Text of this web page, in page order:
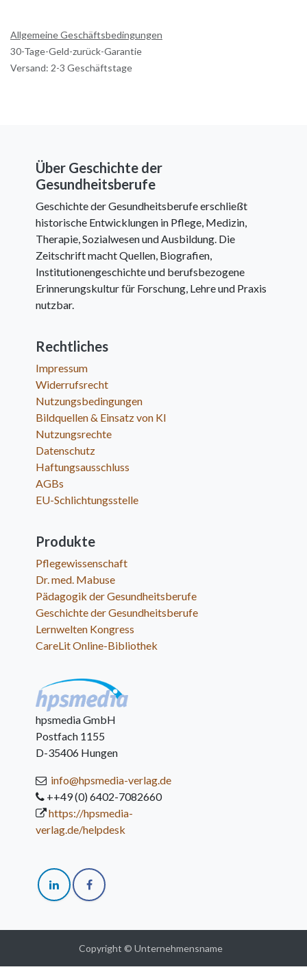
Allgemeine Geschäftsbedingungen
30-Tage-Geld-zurück-Garantie
Versand: 2-3 Geschäftstage
Über Geschichte der
Gesundheitsberufe
Geschichte der Gesundheitsberufe erschließt
historische Entwicklungen in Pflege, Medizin,
Therapie, Sozialwesen und Ausbildung. Die
Zeitschrift macht Quellen, Biografien,
Institutionengeschichte und berufsbezogene
Erinnerungskultur für Forschung, Lehre und Praxis
nutzbar.
Rechtliches
Impressum
Widerrufsrecht
Nutzungsbedingungen
Bildquellen & Einsatz von KI
Nutzungsrechte
Datenschutz
Haftungsausschluss
AGBs
EU-Schlichtungsstelle
Produkte
Pflegewissenschaft
Dr. med. Mabuse
Pädagogik der Gesundheitsberufe
Geschichte der Gesundheitsberufe
Lernwelten Kongress
CareLit Online-Bibliothek
hpsmedia GmbH
Postfach 1155
D-35406 Hungen
info@hpsmedia-verlag.de
++49 (0) 6402-7082660
https://hpsmedia-
verlag.de/helpdesk
Copyright © Unternehmensname